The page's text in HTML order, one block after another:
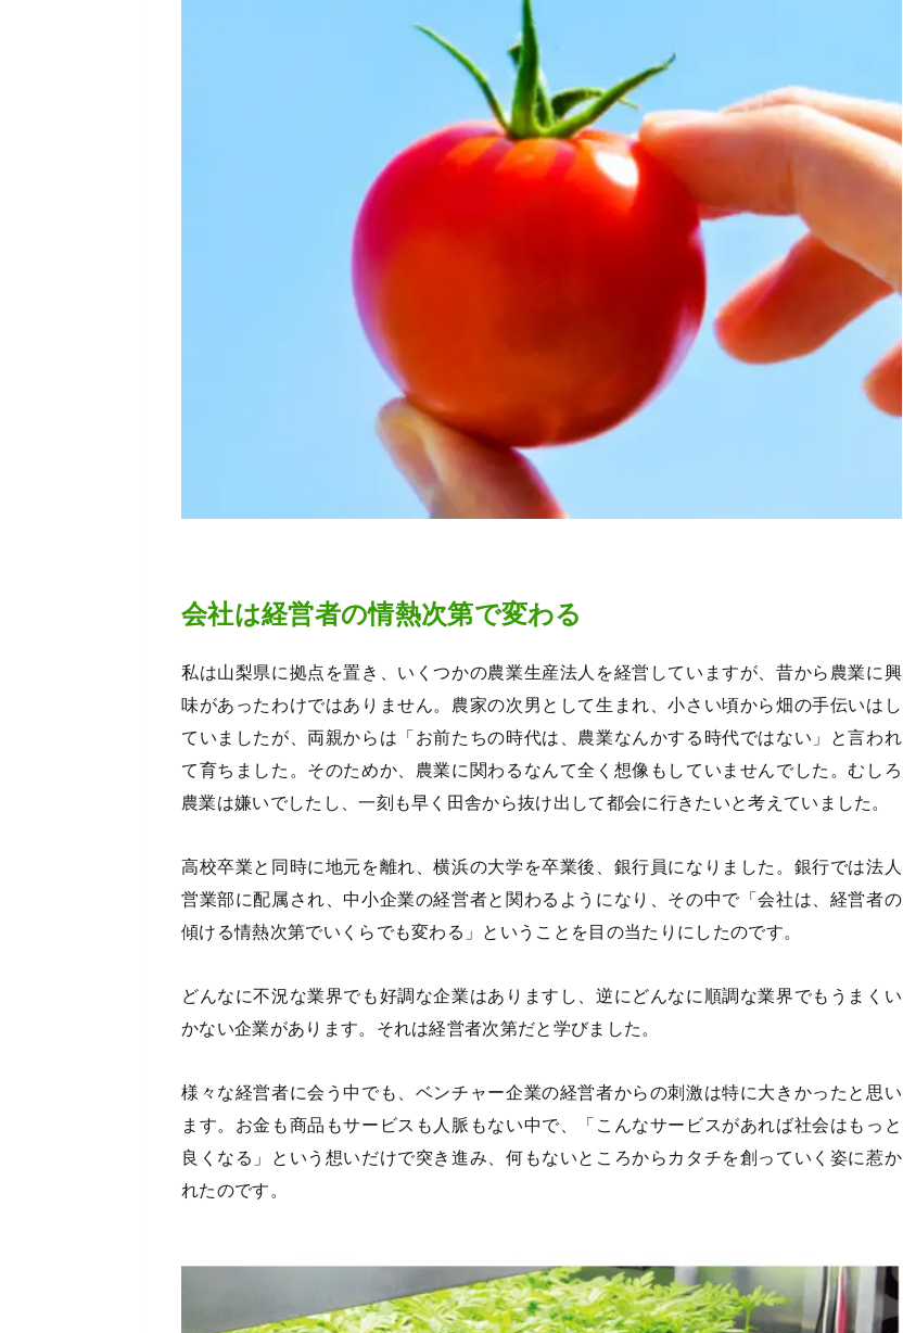
会社は経営者の情熱次第で変わる
私は山梨県に拠点を置き、いくつかの農業生産法人を経営していますが、昔から農業に興
味があったわけではありません。農家の次男として生まれ、小さい頃から畑の手伝いはし
ていましたが、両親からは「お前たちの時代は、農業なんかする時代ではない」と言われ
て育ちました。そのためか、農業に関わるなんて全く想像もしていませんでした。むしろ
農業は嫌いでしたし、一刻も早く田舎から抜け出して都会に行きたいと考えていました。
高校卒業と同時に地元を離れ、横浜の大学を卒業後、銀行員になりました。銀行では法人
営業部に配属され、中小企業の経営者と関わるようになり、その中で「会社は、経営者の
傾ける情熱次第でいくらでも変わる」ということを目の当たりにしたのです。
どんなに不況な業界でも好調な企業はありますし、逆にどんなに順調な業界でもうまくい
かない企業があります。それは経営者次第だと学びました。
様々な経営者に会う中でも、ベンチャー企業の経営者からの刺激は特に大きかったと思い
ます。お金も商品もサービスも人脈もない中で、「こんなサービスがあれば社会はもっと
良くなる」という想いだけで突き進み、何もないところからカタチを創っていく姿に惹か
れたのです。